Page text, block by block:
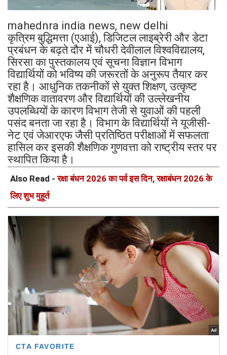
mahednra india news, new delhi
कृत्रिम बुद्धिमत्ता (एआई), डिजिटल लाइब्रेरी और डेटा
प्रबंधन के बढ़ते दौर में चौधरी देवीलाल विश्वविद्यालय,
सिरसा का पुस्तकालय एवं सूचना विज्ञान विभाग
विद्यार्थियों को भविष्य की जरूरतों के अनुरूप तैयार कर
रहा है। आधुनिक तकनीकों से युक्त शिक्षण, उत्कृष्ट
शैक्षणिक वातावरण और विद्यार्थियों की उल्लेखनीय
उपलब्धियों के कारण विभाग तेजी से युवाओं की पहली
पसंद बनता जा रहा है। विभाग के विद्यार्थियों ने यूजीसी-
नेट एवं जेआरएफ जैसी प्रतिष्ठित परीक्षाओं में सफलता
हासिल कर इसकी शैक्षणिक गुणवत्ता को राष्ट्रीय स्तर पर
स्थापित किया है।
Also Read -रक्षा बंधन 2026 का पर्व इस दिन, रक्षाबंधन 2026 के
लिए शुभ मुहूर्त